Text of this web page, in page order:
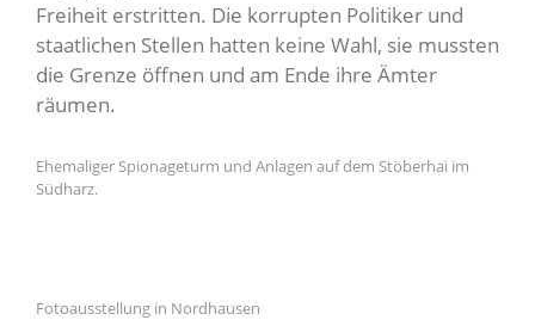
Freiheit erstritten. Die korrupten Politiker und
staatlichen Stellen hatten keine Wahl, sie mussten
die Grenze öffnen und am Ende ihre Ämter
räumen.
Ehemaliger Spionageturm und Anlagen auf dem Stöberhai im
Südharz.
Fotoausstellung in Nordhausen